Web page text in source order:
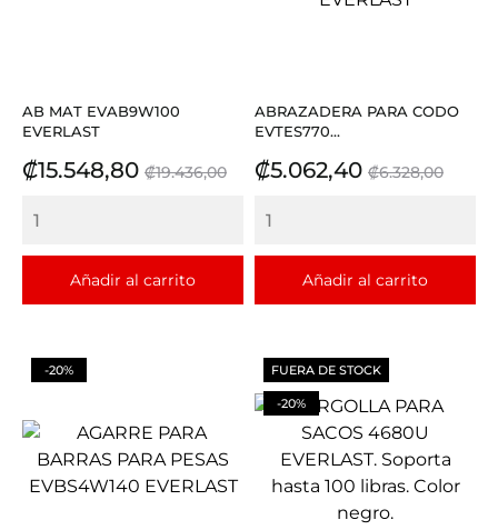
AB MAT EVAB9W100
EVERLAST
Precio
₡15.548,80 Precio
₡19.436,00
Añadir al carrito
ABRAZADERA PARA CODO
EVTES770...
Precio
₡5.062,40 Precio
₡6.328,00
Añadir al carrito
-20% FUERA DE STOCK
-20%